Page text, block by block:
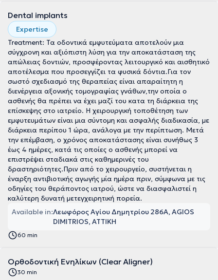
Dental implants
Expertise
Treatment: Τα οδοντικά εμφυτεύματα αποτελούν μια
σύγχρονη και αξιόπιστη λύση για την αποκατάσταση της
απώλειας δοντιών, προσφέροντας λειτουργικό και αισθητικό
αποτέλεσμα που προσεγγίζει τα φυσικά δόντια.Για τον
σωστό σχεδιασμό της θεραπείας είναι απαραίτητη η
διενέργεια αξονικής τομογραφίας γνάθων,την οποία ο
ασθενής θα πρέπει να έχει μαζί του κατα τη διάρκεια της
επίσκεψης στο ιατρείο. Η χειρουργική τοποθέτηση των
εμφυτευμάτων είναι μια σύντομη και ασφαλής διαδικασία, με
διάρκεια περίπου 1 ώρα, ανάλογα με την περίπτωση. Μετά
την επέμβαση, ο χρόνος αποκατάστασης είναι συνήθως 3
έως 4 ημέρες, κατά τις οποίες ο ασθενής μπορεί να
επιστρέψει σταδιακά στις καθημερινές του
δραστηριότητες.Πριν από το χειρουργείο, συστήνεται η
έναρξη αντιβιοτικής αγωγής μία ημέρα πριν, σύμφωνα με τις
οδηγίες του θεράποντος ιατρού, ώστε να διασφαλιστεί η
καλύτερη δυνατή μετεγχειρητική πορεία.
Available in:Λεωφόρος Αγίου Δημητρίου 286Α, AGIOS
DIMITRIOS, ΑΤΤΙΚΗ
60 min
Ορθοδοντική Ενηλίκων (Clear Aligner)
30 min